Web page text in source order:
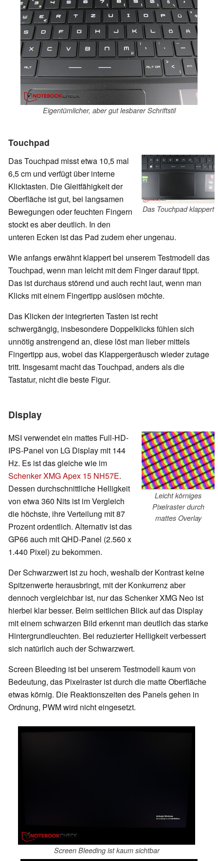
Eigentümlicher, aber gut lesbarer Schriftstil
Touchpad
Das Touchpad klappert
Das Touchpad misst etwa 10,5 mal
6,5 cm und verfügt über interne
Klicktasten. Die Gleitfähigkeit der
Oberfläche ist gut, bei langsamen
Bewegungen oder feuchten Fingern
stockt es aber deutlich. In den
unteren Ecken ist das Pad zudem eher ungenau.
Wie anfangs erwähnt klappert bei unserem Testmodell das
Touchpad, wenn man leicht mit dem Finger darauf tippt.
Das ist durchaus störend und auch recht laut, wenn man
Klicks mit einem Fingertipp auslösen möchte.
Das Klicken der integrierten Tasten ist recht
schwergängig, insbesondere Doppelklicks fühlen sich
unnötig anstrengend an, diese löst man lieber mittels
Fingertipp aus, wobei das Klappergeräusch wieder zutage
tritt. Insgesamt macht das Touchpad, anders als die
Tastatur, nicht die beste Figur.
Display
Leicht körniges
Pixelraster durch
mattes Overlay
MSI verwendet ein mattes Full-HD-
IPS-Panel von LG Display mit 144
Hz. Es ist das gleiche wie im
Schenker XMG Apex 15 NH57E.
Dessen durchschnittliche Helligkeit
von etwa 360 Nits ist im Vergleich
die höchste, ihre Verteilung mit 87
Prozent ordentlich. Alternativ ist das
GP66 auch mit QHD-Panel (2.560 x
1.440 Pixel) zu bekommen.
Der Schwarzwert ist zu hoch, weshalb der Kontrast keine
Spitzenwerte herausbringt, mit der Konkurrenz aber
dennoch vergleichbar ist, nur das Schenker XMG Neo ist
hierbei klar besser. Beim seitlichen Blick auf das Display
mit einem schwarzen Bild erkennt man deutlich das starke
Hintergrundleuchten. Bei reduzierter Helligkeit verbessert
sich natürlich auch der Schwarzwert.
Screen Bleeding ist bei unserem Testmodell kaum von
Bedeutung, das Pixelraster ist durch die matte Oberfläche
etwas körnig. Die Reaktionszeiten des Panels gehen in
Ordnung, PWM wird nicht eingesetzt.
Screen Bleeding ist kaum sichtbar